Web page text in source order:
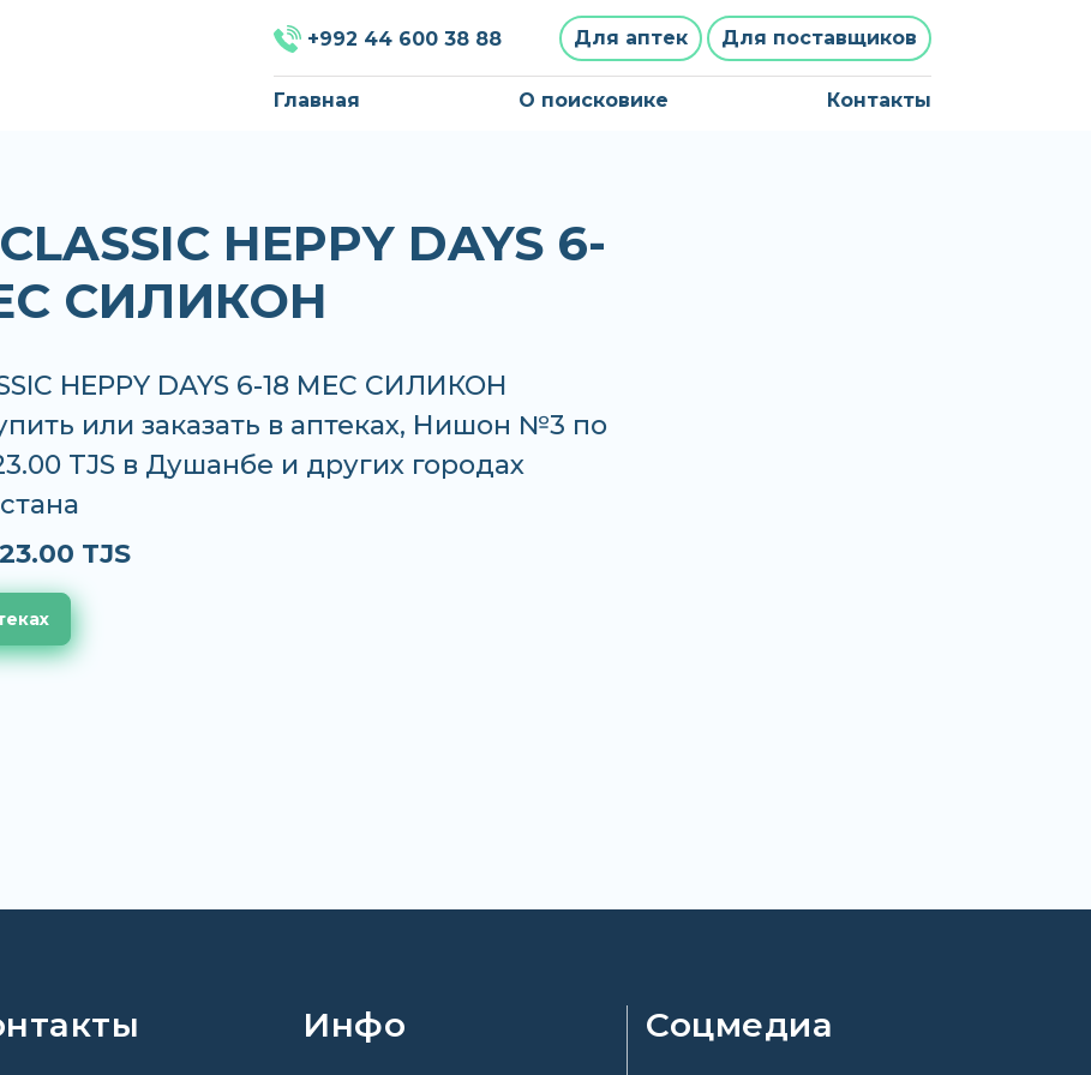
+992 44 600 38 88 Для аптек Для поставщиков
Главная О поисковике Контакты
HEPPY DAYS 6-
СИЛИКОН
HEPPY DAYS 6-18 МЕС СИЛИКОН
или заказать в аптеках, Нишон №3 по
TJS в Душанбе и других городах
23.00 TJS
Инфо Соцмедиа